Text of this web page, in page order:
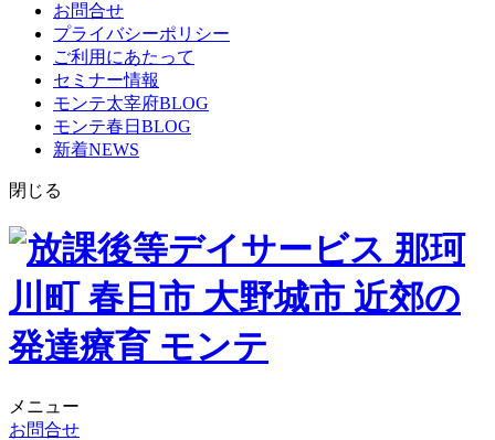
お問合せ
プライバシーポリシー
ご利用にあたって
セミナー情報
モンテ太宰府BLOG
モンテ春日BLOG
新着NEWS
閉じる
メニュー
お問合せ